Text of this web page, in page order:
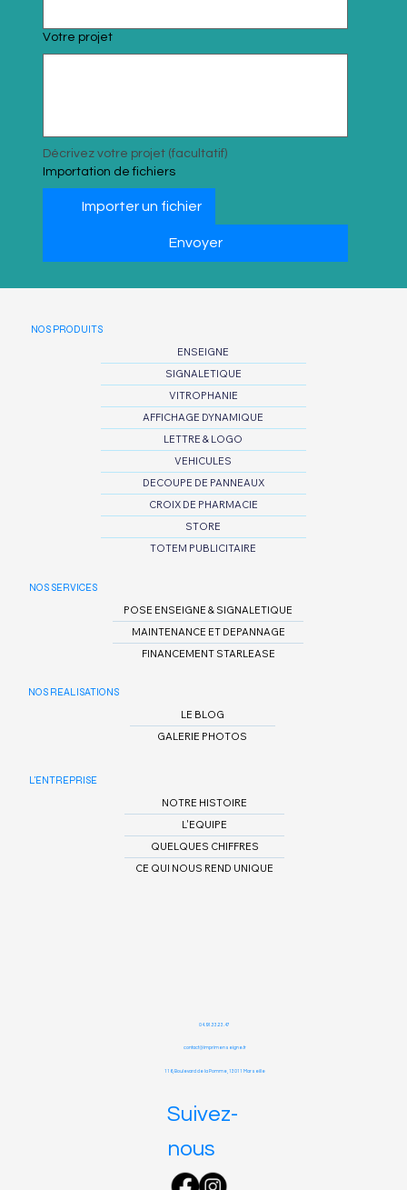
Votre projet
Décrivez votre projet (facultatif)
Importation de fichiers
Importer un fichier
Envoyer
04.91.33.23.47
contact@imprimenseigne.fr
116, Boulevard de la Pomme,13011 Marseille
Suivez-
nous
NOS PRODUITS
ENSEIGNE
SIGNALETIQUE
VITROPHANIE
AFFICHAGE DYNAMIQUE
LETTRE & LOGO
VEHICULES
DECOUPE DE PANNEAUX
CROIX DE PHARMACIE
STORE
TOTEM PUBLICITAIRE
NOS SERVICES
POSE ENSEIGNE & SIGNALETIQUE
MAINTENANCE ET DEPANNAGE
FINANCEMENT STARLEASE
NOS REALISATIONS
LE BLOG
GALERIE PHOTOS
L'ENTREPRISE
NOTRE HISTOIRE
L'EQUIPE
QUELQUES CHIFFRES
CE QUI NOUS REND UNIQUE